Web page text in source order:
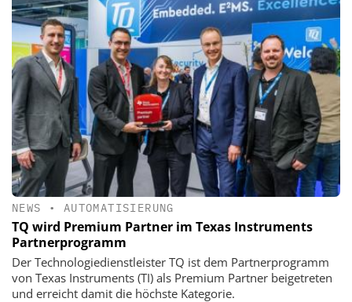
NEWS • AUTOMATISIERUNG
TQ wird Premium Partner im Texas Instruments
Partnerprogramm
Der Technologiedienstleister TQ ist dem Partnerprogramm
von Texas Instruments (TI) als Premium Partner beigetreten
und erreicht damit die höchste Kategorie.